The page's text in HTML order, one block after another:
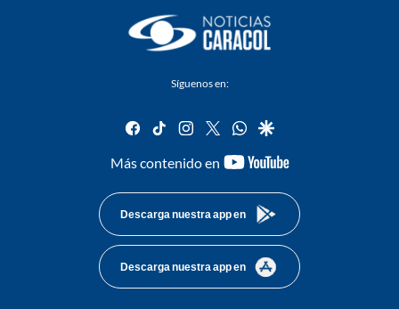
Síguenos en:
facebook
tiktok instagram
twitterwhatsapp
google
Más contenido en
youtube-
Descarga nuestra app en
Descarga nuestra app en